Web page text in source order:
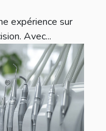
expérience sur
Avec...